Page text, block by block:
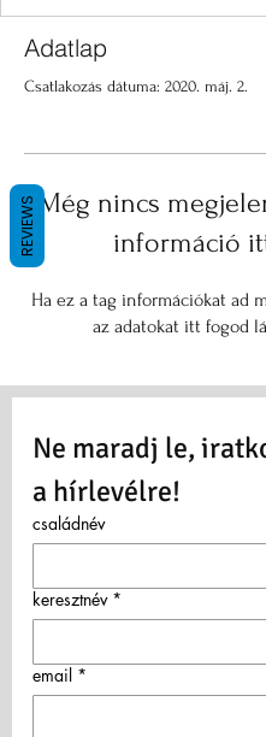
Adatlap
Csatlakozás dátuma: 2020. máj. 2.
Még nincs
információ
Ha ez a tag információkat ad
az adatokat itt fogod
Ne maradj le,
a hírlevélre!
családnév
keresztnév *
email *
REVIEWS